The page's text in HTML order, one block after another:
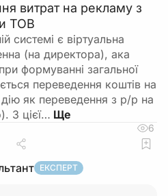
витрат на рекламу з
ТОВ
системі є віртуальна
(на директора), ака
формуванні загальної
переведення коштів на
як переведення з р/р на
З цієї…
6
ЕКСПЕРТ